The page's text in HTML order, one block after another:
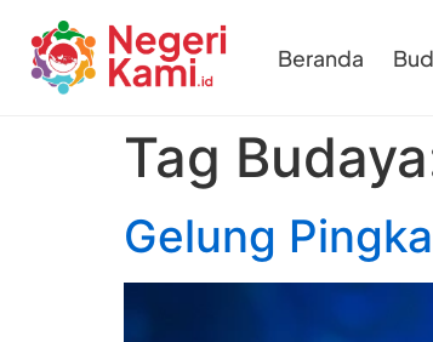
Beranda
Tag
Gelung